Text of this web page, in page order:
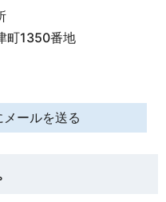
町1350番地
ールを送る